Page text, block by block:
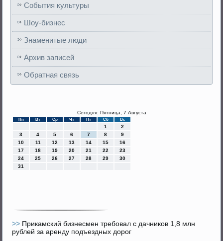
События культуры
Шоу-бизнес
Знаменитые люди
Архив записей
Обратная связь
Сегодня: Пятница, 7 Августа
Пн Вт Ср Чт Пт Сб Вс
1
2
3
4 5 6 7 8
9
10
11 12 13 14 15
16
17
18 19 20 21 22
23
24
25 26 27 28 29
30
31
>> Прикамский бизнесмен требовал с дачников 1,8 млн
рублей за аренду подъездных дорог